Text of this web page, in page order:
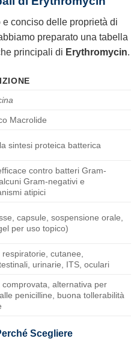
conciso delle proprietà di
preparato una tabella
principali di Erythromycin.
Macrolide
sintesi proteica batterica
contro batteri Gram-
Gram-negativi e
atipici
capsule, sospensione orale,
per uso topico)
cutanee,
urinarie, ITS, oculari
comprovata, alternativa per
penicilline, buona tollerabilità
Scegliere